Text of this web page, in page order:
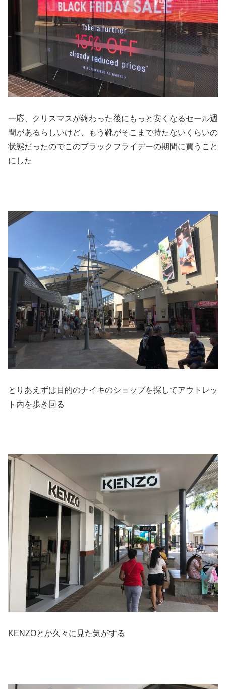
一応、クリスマスが終わった後にもっと安くなるセール週
間があるらしいけど、もう靴がそこまで持たないくらいの
状態だったのでこのブラックフライデーの期間に買うこと
にした
とりあえずは目的のナイキのショップを探してアウトレッ
ト内を歩き回る
KENZOとか久々に見た気がする